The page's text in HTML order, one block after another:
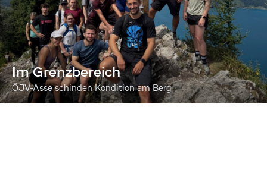
Im Grenzbereich
ÖJV-Asse schinden Kondition am Berg